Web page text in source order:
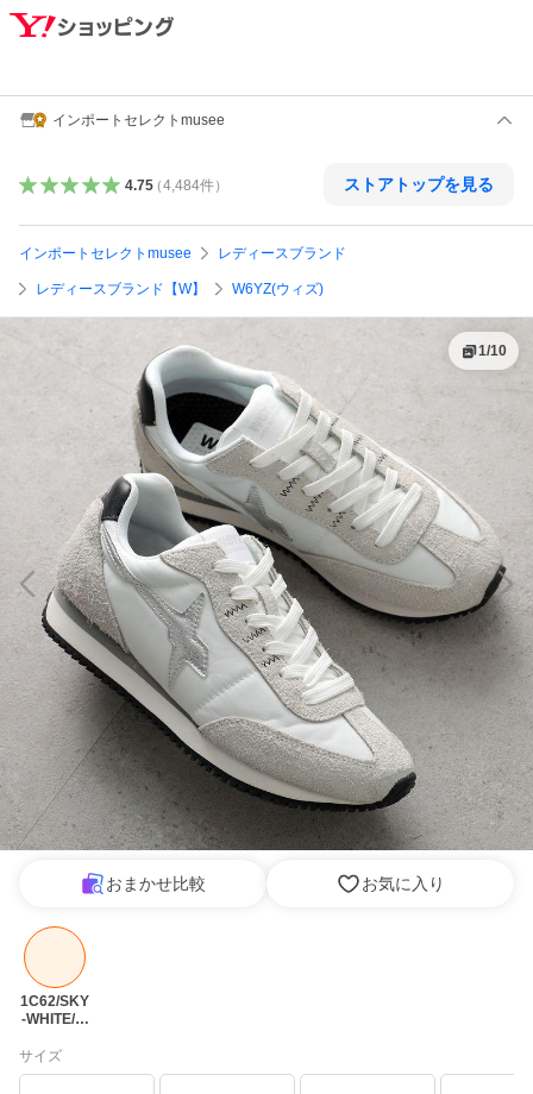
インポートセレクトmusee
4.75（4,484件） ストアトップを見る
インポートセレクトmusee レディースブランド
レディースブランド【W】 W6YZ(ウィズ)
1/10
おまかせ比較 お気に入り
1C62/SKY
-WHITE/ホ
サイズ